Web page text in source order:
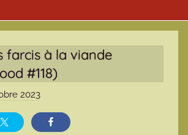
farcis à la viande
#118)
2023
a